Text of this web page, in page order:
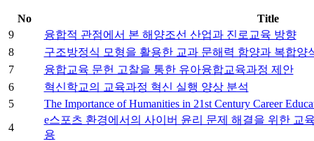
No
Title
9
융합적 관점에서 본 해양조선 산업과 진로교육 방향
8
구조방정식 모형을 활용한 교과 문해력 함양과 복합양
7
융합교육 문헌 고찰을 통한 유아융합교육과정 제안
6
혁신학교의 교육과정 혁신 실행 양상 분석
5
The Importance of Humanities in 21st Century Career
4
e스포츠 환경에서의 사이버 윤리 문제 해결을 위한 교
용